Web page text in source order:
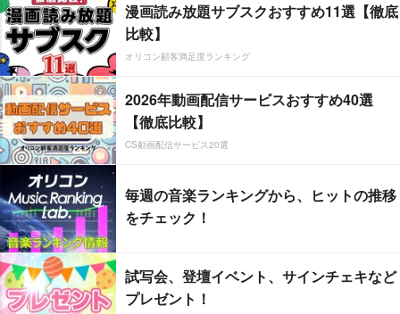
漫画読み放題サブスクおすすめ11選【徹底
比較】
オリコン顧客満足度ランキング
2026年動画配信サービスおすすめ40選
【徹底比較】
CS動画配信サービス20選
毎週の音楽ランキングから、ヒットの推移
をチェック！
試写会、登壇イベント、サインチェキなど
プレゼント！